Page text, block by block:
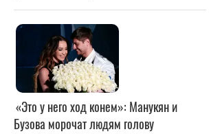
«Это у него ход конем»: Манукян и
Бузова морочат людям голову